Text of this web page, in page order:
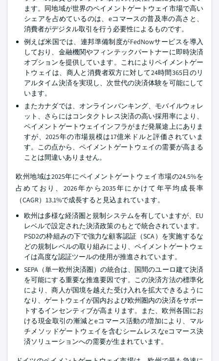
ます。同地域が世界のペイメントゲートウェイ市場で高い
シェアを占めているのは、eコマースの普及率の高さと、
消費者がデジタル取引を行う必要性によるものです。
例えば米国では、連邦準備制度がFedNowサービスを導入
しており、金融機関やフィンテックパートナーに即時決済
オプションを提供しています。これによりペイメントゲー
トウェイは、商人と消費者双方に対して24時間365日のリ
アルタイム決済を実現し、次世代の決済体験を可能にして
います。
またカナダでは、オンラインバンキング、モバイルウォレ
ット、さらにはコンタクトレス決済の高い採用率により、
ペイメントゲートウェイインフラがまだ発展途上にありま
すが、2025年の市場規模は17億米ドルと評価されていま
す。この点から、ペイメントゲートウェイの需要が高まる
ことは間違いありません。
欧州地域は2025年にペイメントゲートウェイ市場の24.5%を
占めており、2026年から2035年にかけて年平均成長率
（CAGR）13.1%で成長すると見込まれています。
欧州は多様な経済圏と規制システムを有していますが、EU
レベルで設定された決済政策のもとで統合されています。
PSD2の枠組みの下で強力な顧客認証（SCA）を実施するな
どの規制レベルの取り組みにより、ペイメントゲートウェ
イは高度な認証ツールの使用が推進されています。
SEPA（単一欧州決済圏）の統合は、国間のユーロ建て決済
を可能にする重要な推進要因です。この決済方法の標準化
により、商人が国境を越えた受け入れを拡大できるように
なり、ゲートウェイが国内および欧州圏内の決済をサポー
トするインセンティブが高まります。また、欧州各国にお
ける現金取引の漸減とeコマース活動の増加により、マル
チメソッドゲートウェイを含むシームレスなeコマース決
済ソリューションへの需要が生まれています。